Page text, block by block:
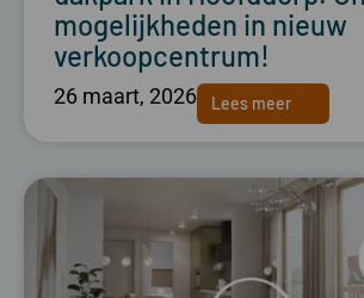
mogelijkheden in nieuw
verkoopcentrum!
26 maart, 2026 Lees meer